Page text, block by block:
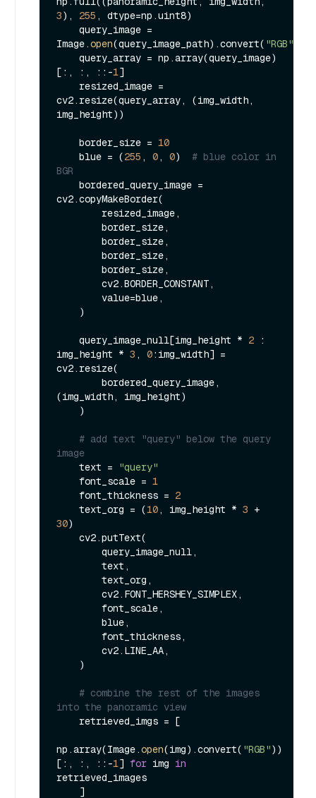
3), 255 , dtype=np.uint8)
Image.open(query_image_path).convert( "RGB"
[:, :, ::-1]
cv2.resize(query_array, (img_width,
img_height))
    border_size =
10
    blue = (
255 , 0, 0) # blue color in
BGR
cv2.copyMakeBorder(
    query_image_null[img_height *
2 :
img_height * 3 , 0:img_width] =
cv2.resize(
(img_width, img_height)
# add text "query" below the query
image
    text =
"query"
    font_scale =
1
    font_thickness =
2
    text_org = (
10, img_height * 3
30)
# combine the rest of the images
into the panoramic view
np.array(Image.open(img).convert( "RGB"))
[:, :, ::-1] for img in
retrieved_images